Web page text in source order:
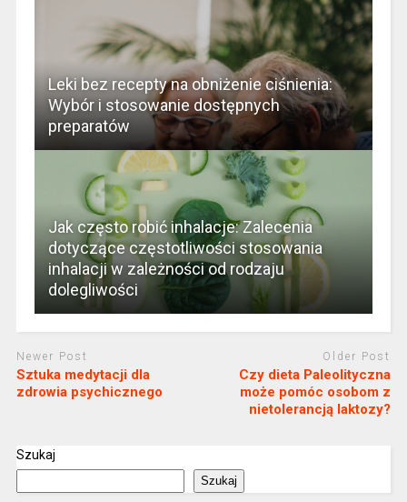
Leki bez recepty na obniżenie ciśnienia:
Wybór i stosowanie dostępnych
preparatów
Jak często robić inhalacje: Zalecenia
dotyczące częstotliwości stosowania
inhalacji w zależności od rodzaju
dolegliwości
Newer Post
Sztuka medytacji dla
zdrowia psychicznego
Older Post
Czy dieta Paleolityczna
może pomóc osobom z
nietolerancją laktozy?
Szukaj
Szukaj